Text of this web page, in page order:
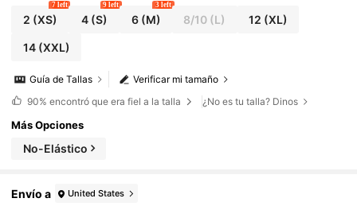
2 (XS)
7 left
4(S)
9 left
6(M)
3 left
8/10 (L) 12 (XL)
14(XXL)
Verificar mi tamaño
Guía de Tallas
90% encontró que era fiel a la talla ¿No es tu talla? Dinos
Más Opciones
No-Elástico
Envío a United States